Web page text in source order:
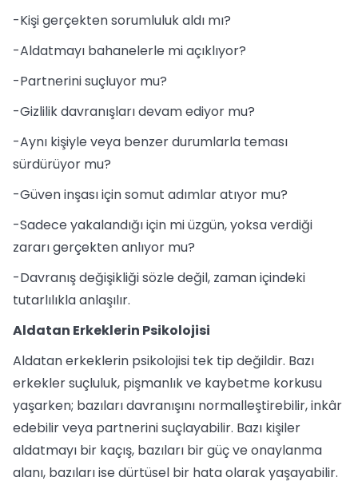
-Kişi gerçekten sorumluluk aldı mı?
-Aldatmayı bahanelerle mi açıklıyor?
-Partnerini suçluyor mu?
-Gizlilik davranışları devam ediyor mu?
-Aynı kişiyle veya benzer durumlarla teması
sürdürüyor mu?
-Güven inşası için somut adımlar atıyor mu?
-Sadece yakalandığı için mi üzgün, yoksa verdiği
zararı gerçekten anlıyor mu?
-Davranış değişikliği sözle değil, zaman içindeki
tutarlılıkla anlaşılır.
Aldatan Erkeklerin Psikolojisi
Aldatan erkeklerin psikolojisi tek tip değildir. Bazı
erkekler suçluluk, pişmanlık ve kaybetme korkusu
yaşarken; bazıları davranışını normalleştirebilir, inkâr
edebilir veya partnerini suçlayabilir. Bazı kişiler
aldatmayı bir kaçış, bazıları bir güç ve onaylanma
alanı, bazıları ise dürtüsel bir hata olarak yaşayabilir.